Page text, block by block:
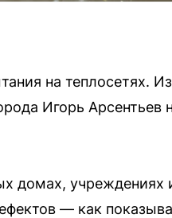
на теплосетях.
Игорь Арсентьев
домах, учреждениях
— как